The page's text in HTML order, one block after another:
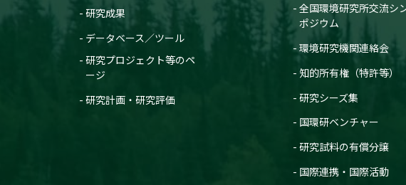
研究成果
データベース／ツール
研究プロジェクト等のペ
ージ
研究計画・研究評価
全国環境研究所交流シ
ポジウム
環境研究機関連絡会
知的所有権（特許等）
研究シーズ集
国環研ベンチャー
研究試料の有償分譲
国際連携・国際活動